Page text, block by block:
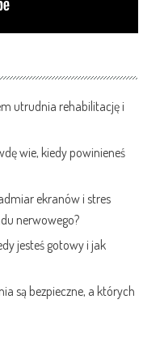
utrudnia rehabilitację i
wie, kiedy powinieneś
ekranów i stres
nerwowego?
jesteś gotowy i jak
są bezpieczne, a których